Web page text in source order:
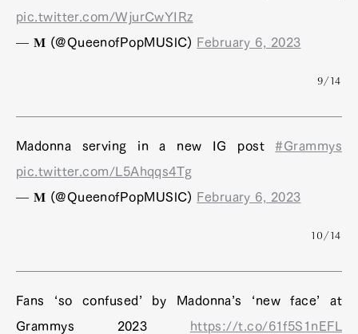
pic.twitter.com/WjurCwYIRz
— 𝐌 (@QueenofPopMUSlC)
February 6, 2023
9/14
Madonna serving in a new IG post#Grammys
pic.twitter.com/L5Ahqqs4Tg
— 𝐌 (@QueenofPopMUSlC)
February 6, 2023
10/14
Fans ‘so confused’ by Madonna’s ‘new face’ at
Grammys 2023
https://t.co/61f5S1nEFL